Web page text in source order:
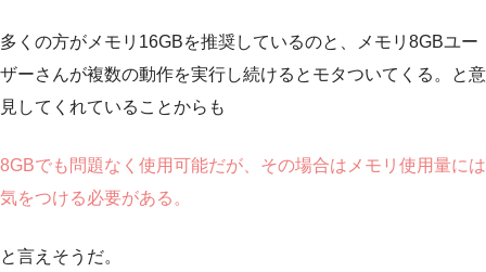
多くの方がメモリ16GBを推奨しているのと、メモリ8GBユー
ザーさんが複数の動作を実行し続けるとモタついてくる。と意
見してくれていることからも
8GBでも問題なく使用可能だが、その場合はメモリ使用量には
気をつける必要がある。
と言えそうだ。